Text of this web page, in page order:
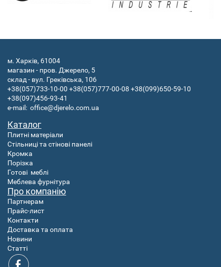
м. Харків, 61004
магазин - пров. Джерело, 5
склад - вул. Греківська, 106
+38(057)733-10-00 +38(057)777-00-08 +38(099)650-59-10
+38(097)456-93-41
e-mail: office@djerelo.com.ua
Каталог
Плитні матеріали
Стільниці та стінові панелі
Кромка
Порізка
Готові меблі
Меблева фурнітура
Про компанію
Партнерам
Прайс-лист
Контакти
Доставка та оплата
Новини
Статті